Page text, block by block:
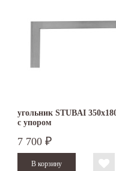
угольник STUBAI
с упором
7 700 ₽